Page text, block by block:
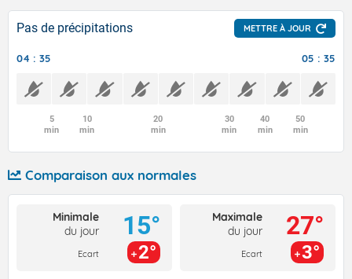
Pas de précipitations METTRE À JOUR
04 : 35 05 : 35
5
min
10
min
20
min
30
min
40
min
50
min
Comparaison aux normales
Minimale
du jour
Ecart
15°
2°
Maximale
du jour
Ecart
27°
3°